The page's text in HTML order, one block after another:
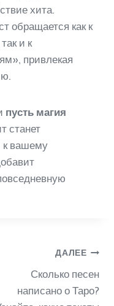
хита.
обращается как к
и к
привлекая
пусть магия
станет
к вашему
ДАЛЕЕ
Сколько песен
написано о Таро?